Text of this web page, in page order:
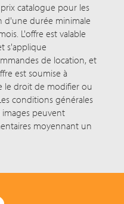
catalogue pour les
d'une durée minimale
L'offre est valable
s'applique
de location, et
est soumise à
le droit de modifier ou
conditions générales
peuvent
moyennant un